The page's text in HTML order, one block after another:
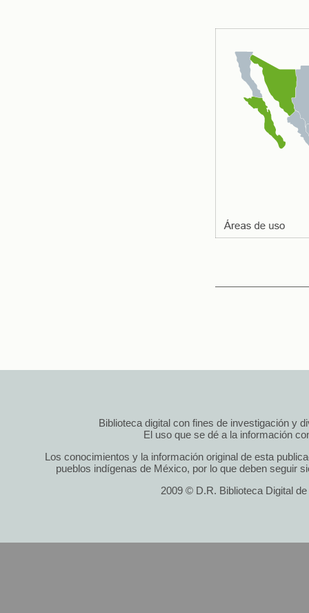
Biblioteca digital con fines de investigación y
El uso que se dé a la información
Los conocimientos y la información original de esta
pueblos indígenas de México, por lo que deben seguir
2009 © D.R. Biblioteca Digital